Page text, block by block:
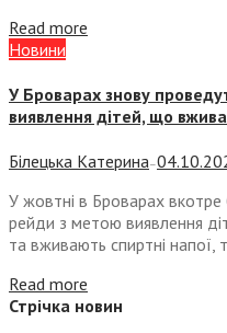
Read more
Новини
У Броварах знову
виявлення дітей, що
Білецька Катерина—
У жовтні в Броварах вкотре
рейди з метою виявлення
та вживають спиртні напої,
Read more
Стрічка новин